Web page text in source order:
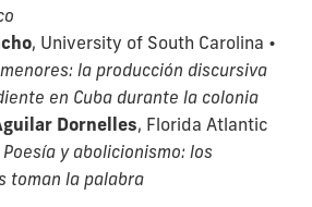
, University of South Carolina •
la producción discursiva
en Cuba durante la colonia
Dornelles, Florida Atlantic
Poesía y abolicionismo: los
toman la palabra